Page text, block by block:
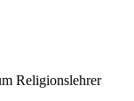
Religionslehrer